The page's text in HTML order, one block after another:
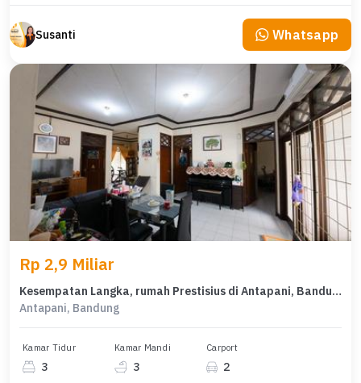
Susanti Whatsapp
Rp 2,9 Miliar
Kesempatan Langka, rumah Prestisius di Antapani, Bandung, LB 100m²
Antapani, Bandung
Kamar Tidur
3
Kamar Mandi
3
Carport
2